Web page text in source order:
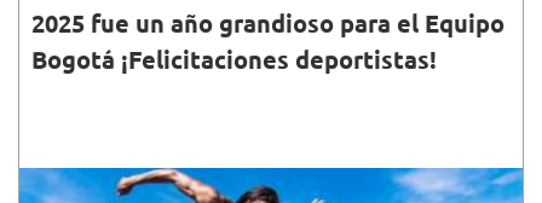
2025 fue un año grandioso para el Equipo
Bogotá ¡Felicitaciones deportistas!
31•DIC•2025